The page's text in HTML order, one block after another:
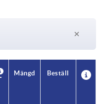
Mängd Beställ